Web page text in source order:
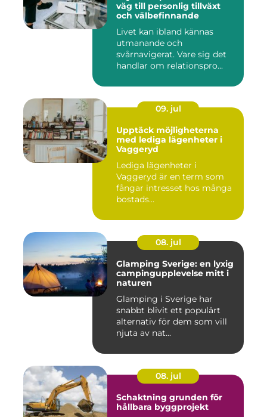
väg till personlig tillväxt
och välbefinnande
Livet kan ibland kännas
utmanande och
svårnavigerat. Vare sig det
handlar om relationspro...
09. jul
Upptäck möjligheterna
med lediga lägenheter i
Vaggeryd
Lediga lägenheter i
Vaggeryd är en term som
fångar intresset hos många
bostads...
08. jul
Glamping Sverige: en lyxig
campingupplevelse mitt i
naturen
Glamping i Sverige har
snabbt blivit ett populärt
alternativ för dem som vill
njuta av nat...
08. jul
Schaktning grunden för
hållbara byggprojekt